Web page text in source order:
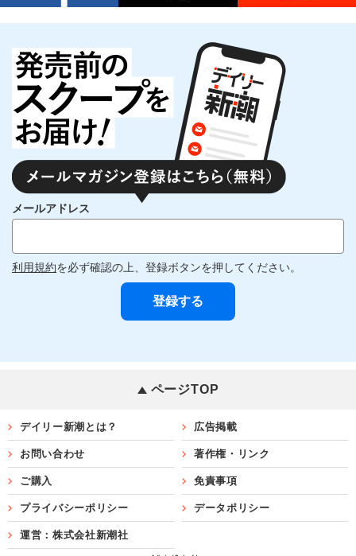
メールアドレス
利用規約を必ず確認の上、登録ボタンを押してください。
ページTOP
デイリー新潮とは？ 広告掲載
お問い合わせ 著作権・リンク
ご購入 免責事項
プライバシーポリシー データポリシー
運営：株式会社新潮社